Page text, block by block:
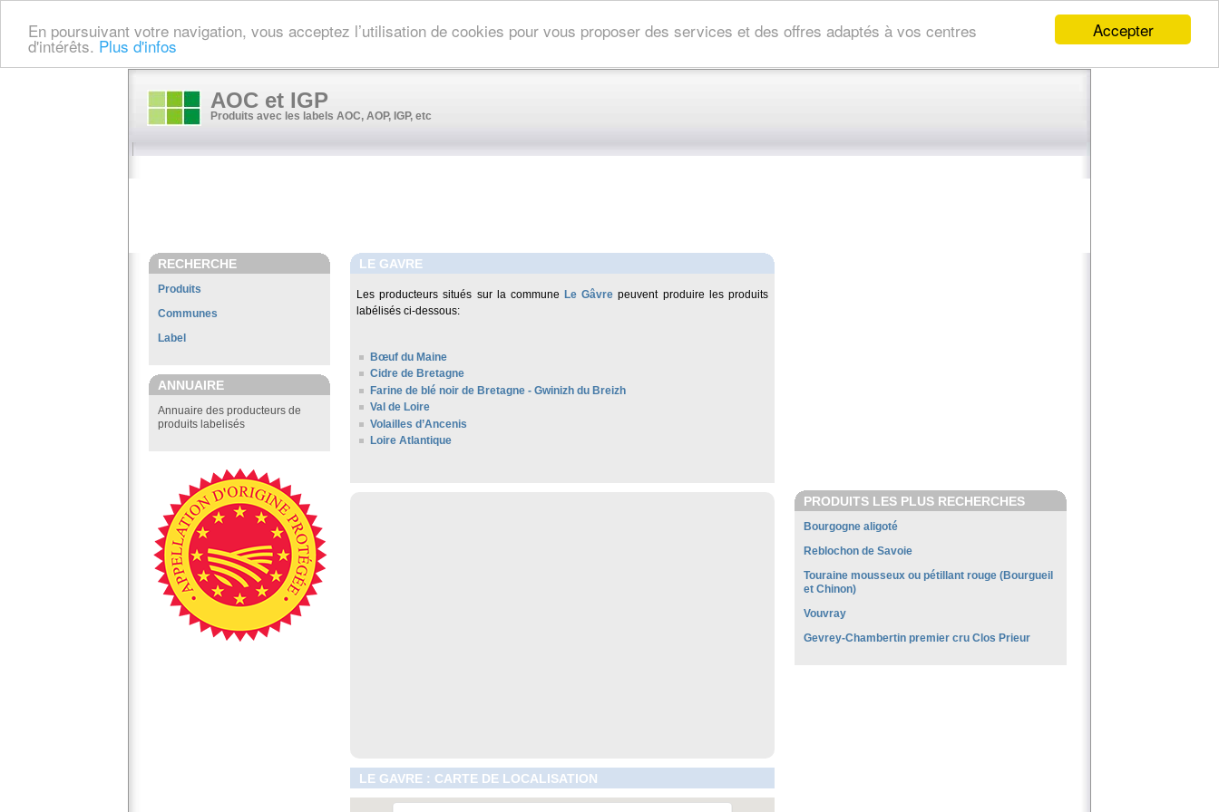
Accepter
En poursuivant votre navigation, vous acceptez l’utilisation de cookies pour vous proposer des services et des offres adaptés à vos centres
d'intérêts. Plus d'infos
AOC et IGP
Produits avec les labels AOC, AOP, IGP, etc
RECHERCHE
Produits
Communes
Label
ANNUAIRE
Annuaire des producteurs de
produits labelisés
LE GAVRE
Les producteurs situés sur la commune Le Gâvre peuvent produire les produits
labélisés ci-dessous:
Bœuf du Maine
Cidre de Bretagne
Farine de blé noir de Bretagne - Gwinizh du Breizh
Val de Loire
Volailles d’Ancenis
Loire Atlantique
LE GAVRE : CARTE DE LOCALISATION
PRODUITS LES PLUS RECHERCHES
Bourgogne aligoté
Reblochon de Savoie
Touraine mousseux ou pétillant rouge (Bourgueil
et Chinon)
Vouvray
Gevrey-Chambertin premier cru Clos Prieur